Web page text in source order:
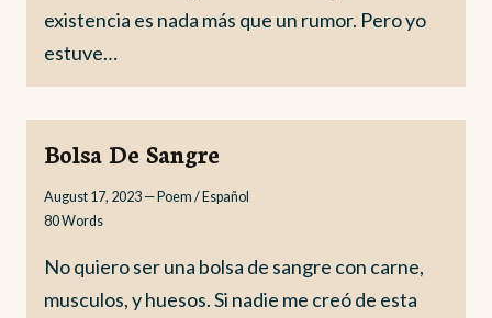
existencia es nada más que un rumor. Pero yo
estuve…
Bolsa De Sangre
August 17, 2023 — Poem / Español
80Words
No quiero ser una bolsa de sangre con carne,
musculos, y huesos. Si nadie me creó de esta